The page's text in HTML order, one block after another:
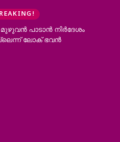
മുഴുവൻ പാടാൻ നിർദേശം
ലോക് ഭവൻ